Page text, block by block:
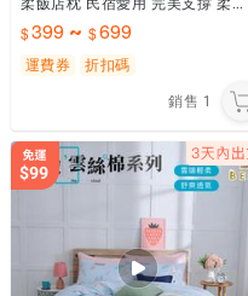
枕 枕心 枕芯 [超取有出貨限制，詳
請參閱內容說明]
399 ~ 699
運費券 折扣碼
銷售 1